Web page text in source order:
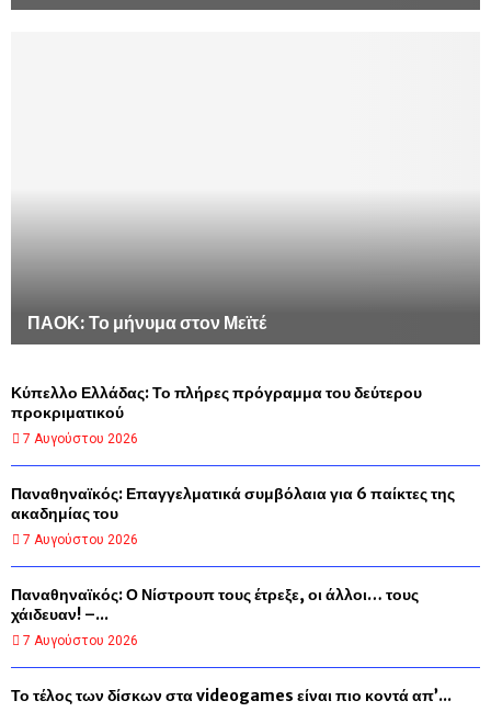
ΠΑΟΚ: Το μήνυμα στον Μεϊτέ
Κύπελλο Ελλάδας: Το πλήρες πρόγραμμα του δεύτερου
προκριματικού
7 Αυγούστου 2026
Παναθηναϊκός: Επαγγελματικά συμβόλαια για 6 παίκτες της
ακαδημίας του
7 Αυγούστου 2026
Παναθηναϊκός: Ο Νίστρουπ τους έτρεξε, οι άλλοι… τους
χάιδευαν! –...
7 Αυγούστου 2026
Το τέλος των δίσκων στα videogames είναι πιο κοντά απ’...